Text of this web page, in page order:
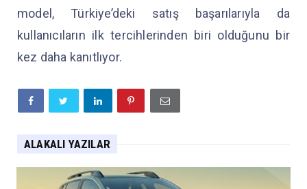
model, Türkiye’deki satış başarılarıyla da
kullanıcıların ilk tercihlerinden biri olduğunu bir
kez daha kanıtlıyor.
ALAKALI YAZILAR